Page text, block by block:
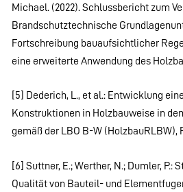
Michael. (2022). Schlussbericht zum
Brandschutztechnische
Fortschreibung bauaufsichtlicher
eine erweiterte Anwendung des
[5] Dederich, L., et al.: Entwicklung
Konstruktionen in Holzbauweise in
gemäß der LBO B-W (HolzbauRLBW),
[6] Suttner, E.; Werther, N.; Dumler, P.:
Qualität von Bauteil- und